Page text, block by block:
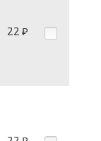
22 ₽